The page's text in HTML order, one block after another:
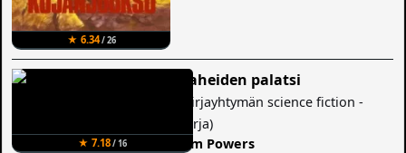
★ 6.34/ 26
★ 7.18/ 16
Paheiden palatsi
Kirjayhtymän science fiction -
sarja)
Tim Powers